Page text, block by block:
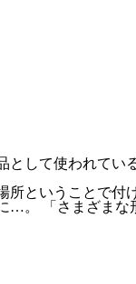
して使われて
ということで付
…。 「さまざま